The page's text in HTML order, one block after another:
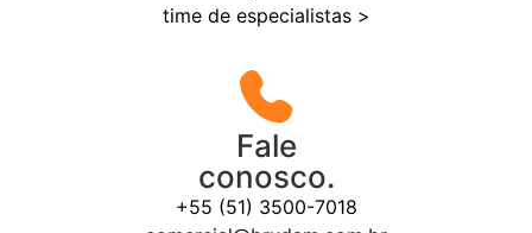
time de especialistas >
Fale
conosco.
+55 (51) 3500-7018